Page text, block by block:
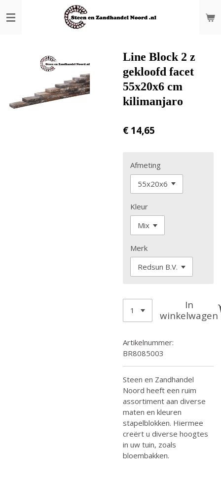
direct
Line Block 2 z
gekloofd facet
55x20x6 cm
kilimanjaro
€ 14,65
Afmeting
Kleur
Merk
In
winkelwagen
Artikelnummer:
BR8085003
Steen en Zandhandel
Noord heeft een ruim
assortiment aan diverse
maten en kleuren
stapelblokken. Hiermee
creërt u diverse hoogtes
in uw tuin, zoals
bloembakken.